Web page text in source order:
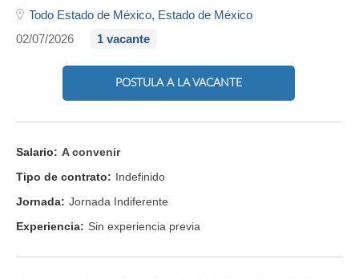
Todo Estado de México, Estado de México
02/07/2026
1 vacante
POSTULA A LA VACANTE
Salario: A convenir
Tipo de contrato: Indefinido
Jornada: Jornada Indiferente
Experiencia: Sin experiencia previa